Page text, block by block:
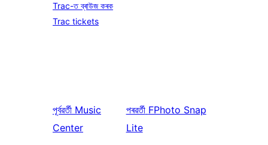
Trac-ত ব্ৰাউজ কৰক
Trac tickets
পূৰ্বৱৰ্তী Music
Center
পৰৱৰ্তী FPhoto Snap
Lite